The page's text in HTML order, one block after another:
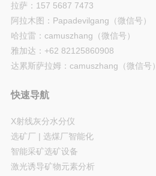
拉萨：157 5687 7473
阿拉木图：Papadevilgang（微信号）
哈拉雷：camuszhang（微信号）
雅加达：+62 82125860908
达累斯萨拉姆：camuszhang（微信号）
快速导航
X射线灰分水分仪
选矿厂 | 选煤厂智能化
智能采矿选矿设备
激光诱导矿物元素分析